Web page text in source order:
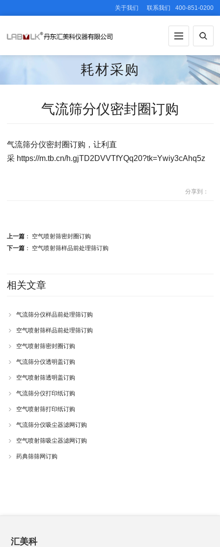
关于我们 联系我们 400-851-0200
耗材采购
气流筛分仪密封圈订购
气流筛分仪密封圈订购，让利直
采 https://m.tb.cn/h.gjTD2DVVTfYQq20?tk=Ywiy3cAhq5z
分享到：
上一篇：
空气喷射筛密封圈订购
下一篇： 空气喷射筛样品前处理筛订购
相关文章
气流筛分仪样品前处理筛订购
空气喷射筛样品前处理筛订购
空气喷射筛密封圈订购
气流筛分仪透明盖订购
空气喷射筛透明盖订购
气流筛分仪打印纸订购
空气喷射筛打印纸订购
气流筛分仪吸尘器滤网订购
空气喷射筛吸尘器滤网订购
药典筛筛网订购
汇美科